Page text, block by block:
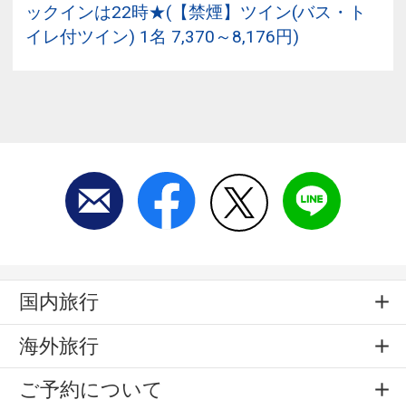
ックインは22時★(【禁煙】ツイン(バス・ト
イレ付ツイン) 1名 7,370～8,176円)
国内旅行
海外旅行
ご予約について